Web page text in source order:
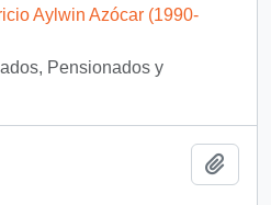
Aylwin Azócar (1990-
Pensionados y